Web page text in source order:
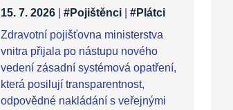
15. 7. 2026 #Pojištěnci
#Plátci
Zdravotní pojišťovna ministerstva
vnitra přijala po nástupu nového
vedení zásadní systémová opatření,
která posilují transparentnost,
odpovědné nakládání s veřejnými